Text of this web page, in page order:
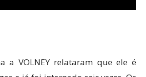
a VOLNEY relataram que ele é